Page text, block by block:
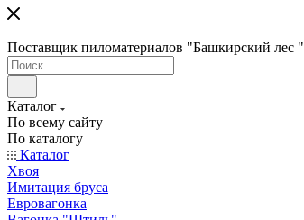
Поставщик пиломатериалов "Башкирский лес "
Каталог
По всему сайту
По каталогу
Каталог
Хвоя
Имитация бруса
Евровагонка